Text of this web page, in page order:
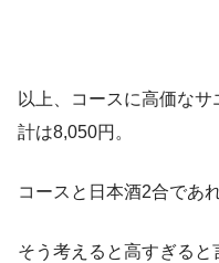
以上、コースに高価な
計は8,050円。
コースと日本酒2合であ
そう考えると高すぎる